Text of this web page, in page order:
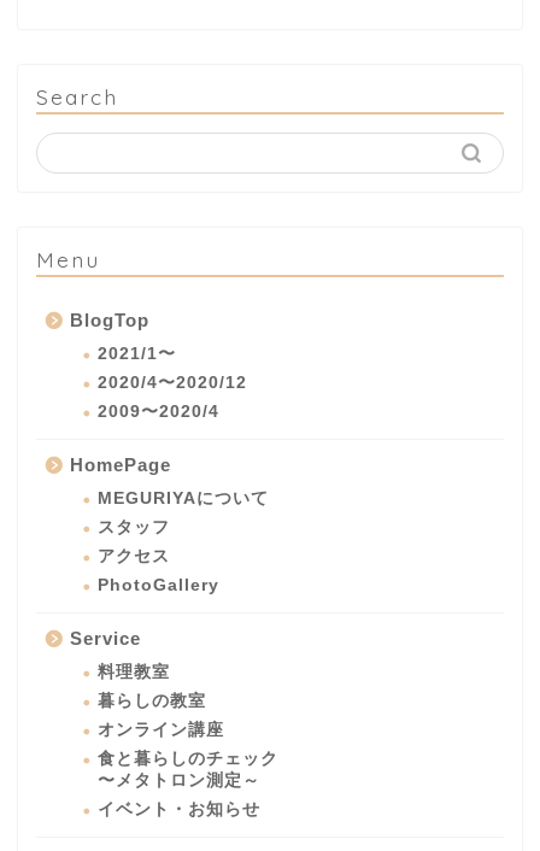
Search
Menu
BlogTop
2021/1〜
2020/4〜2020/12
2009〜2020/4
HomePage
MEGURIYAについて
スタッフ
アクセス
PhotoGallery
Service
料理教室
暮らしの教室
オンライン講座
食と暮らしのチェック
〜メタトロン測定～
イベント・お知らせ